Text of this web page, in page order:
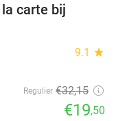
carte bij
9.1 star
Regulier €32,15
€19,50